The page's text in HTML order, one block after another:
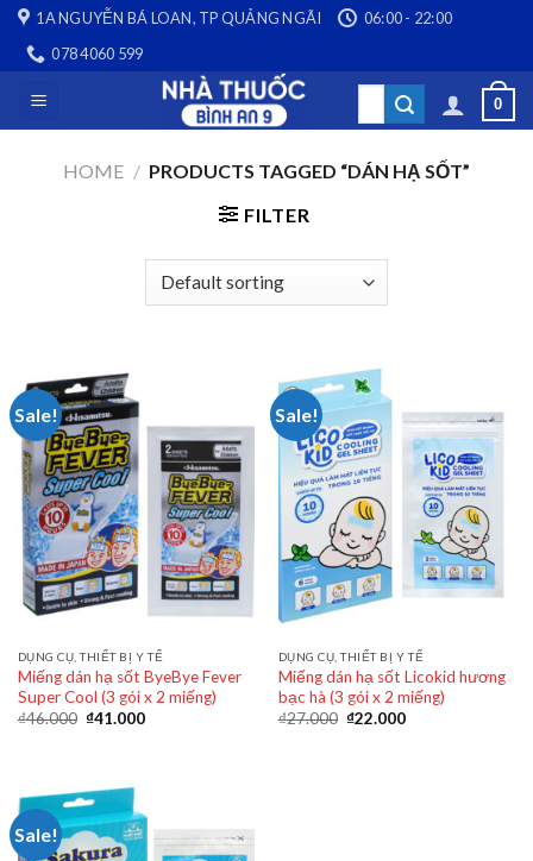
Skip
content
1A NGUYỄN BÁ LOAN, TP QUẢNG NGÃI
06:00 - 22:00
078 4060 599
Search
0
HOME / PRODUCTS TAGGED “DÁN HẠ SỐT”
FILTER
Sale!
DỤNG CỤ, THIẾT BỊ Y TẾ
Miếng dán hạ sốt ByeBye Fever
Super Cool (3 gói x 2 miếng)
₫46.000 ₫41.000
Sale!
DỤNG CỤ, THIẾT BỊ Y TẾ
Miếng dán hạ sốt Licokid hương
bạc hà (3 gói x 2 miếng)
₫27.000 ₫22.000
Sale!